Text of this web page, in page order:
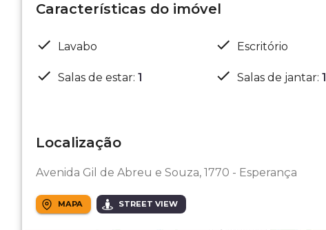
Características do imóvel
Lavabo Escritório
Salas de estar: 1 Salas de jantar: 1
Localização
Avenida Gil de Abreu e Souza, 1770 - Esperança
MAPA STREET VIEW